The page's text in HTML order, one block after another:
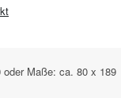
Maße: ca. 80 x 189